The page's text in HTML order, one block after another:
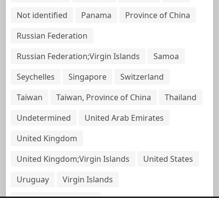
Not identified
Panama
Province of China
Russian Federation
Russian Federation;Virgin Islands
Samoa
Seychelles
Singapore
Switzerland
Taiwan
Taiwan, Province of China
Thailand
Undetermined
United Arab Emirates
United Kingdom
United Kingdom;Virgin Islands
United States
Uruguay
Virgin Islands